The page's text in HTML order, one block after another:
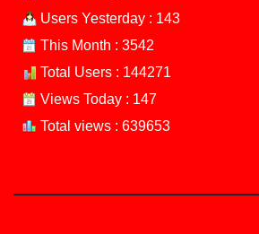
Users Yesterday : 143
This Month : 3542
Total Users : 144271
Views Today : 147
Total views : 639653